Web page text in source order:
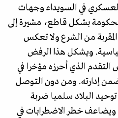
في السويداء وجهات
بشكل قاطع، مشيرة إلى
من الشرع ولا تعكس
ويشكل هذا الرفض
الذي أحرزه مؤخرا في
إدارته. ومن دون التوصل
البلاد سلميا ضربة
ويضاعف خطر الاضطرابات في